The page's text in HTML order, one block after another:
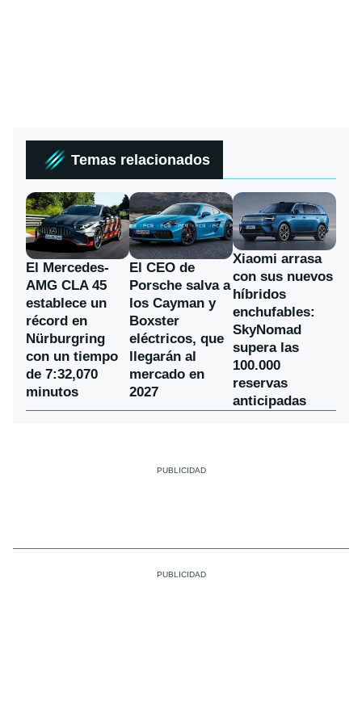
Temas relacionados
El Mercedes-
AMG CLA 45
establece un
récord en
Nürburgring
con un tiempo
de 7:32,070
minutos
El CEO de
Porsche salva a
los Cayman y
Boxster
eléctricos, que
llegarán al
mercado en
2027
Xiaomi arrasa
con sus nuevos
híbridos
enchufables:
SkyNomad
supera las
100.000
reservas
anticipadas